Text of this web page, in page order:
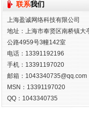
联系我们
上海盈诚网络科技有限公司
地址：上海市奉贤区南桥镇大
公路4959号3幢142室
电话：13391192196
手机：13391197020
邮箱：1043340735@qq.com
MSN：13391197020
QQ：1043340735